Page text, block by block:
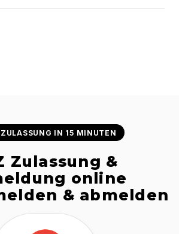
IN 15 MINUTEN
Zulassung &
online
& abmelden